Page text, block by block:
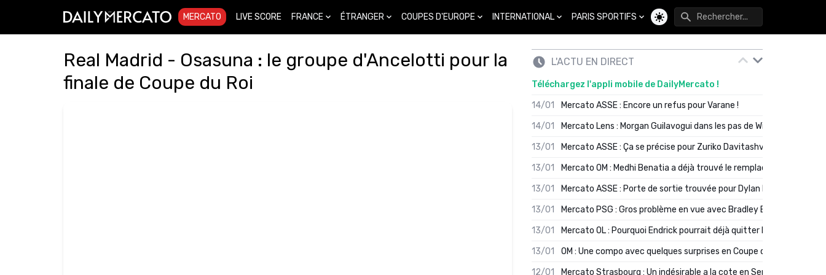
MERCATO LIVE SCORE FRANCE ÉTRANGER COUPES D'EUROPE INTERNATIONAL PARIS SPORTIFS
Changer de thème
Real Madrid - Osasuna : le groupe d'Ancelotti pour la
finale de Coupe du Roi
L'ACTU EN DIRECT
Téléchargez l'appli mobile de DailyMercato !
14/01
Mercato ASSE : Encore un refus pour Varane !
14/01
Mercato Lens : Morgan Guilavogui dans les pas de Will Still ?
13/01
Mercato ASSE : Ça se précise pour Zuriko Davitashvili
13/01
Mercato OM : Medhi Benatia a déjà trouvé le remplaçant de Robinio
13/01
Mercato ASSE : Porte de sortie trouvée pour Dylan Batubinsika
13/01
Mercato PSG : Gros problème en vue avec Bradley Barcola ?
13/01
Mercato OL : Pourquoi Endrick pourrait déjà quitter Lyon en janvier
13/01
OM : Une compo avec quelques surprises en Coupe de France
12/01
Mercato Strasbourg : Un indésirable a la cote en Serie A